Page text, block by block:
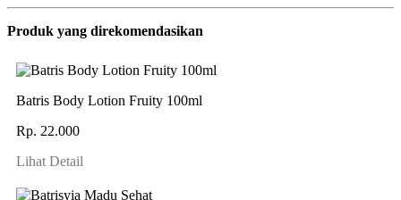
Produk yang direkomendasikan
Batris Body Lotion Fruity 100ml
Rp. 22.000
Lihat Detail